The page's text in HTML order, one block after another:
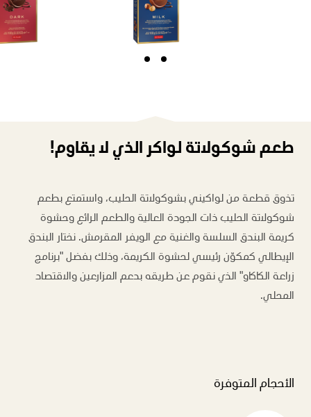
طعم شوكولاتة لواكر الذي لا يقاوم!
تذوق قطعة من لواكيني بشوكولاتة الحليب، واستمتع بطعم
شوكولاتة الحليب ذات الجودة العالية والطعم الرائع وحشوة
كريمة البندق السلسة والغنية مع الويفر المقرمش. نختار البندق
الإيطالي كمكوّن رئيسي لحشوة الكريمة، وذلك بفضل "برنامج
زراعة الكاكاو" الذي نقوم عن طريقه بدعم المزارعين والاقتصاد
المحلي.
الأحجام المتوفرة